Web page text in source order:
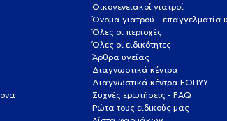
Οικογενειακοί γιατροί
Όνομα γιατρού – επαγγελματία
Όλες οι περιοχές
Όλες οι ειδικότητες
Άρθρα υγείας
Διαγνωστικά κέντρα
Διαγνωστικά κέντρα ΕΟΠΥΥ
Συχνές ερωτήσεις - FAQ
Ρώτα τους ειδικούς μας